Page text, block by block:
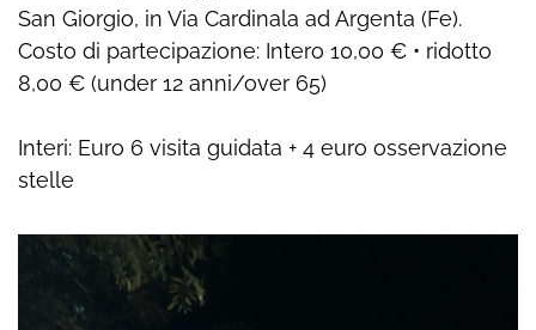
San Giorgio, in Via Cardinala ad Argenta (Fe).
Costo di partecipazione: Intero 10,00 € • ridotto
8,00 € (under 12 anni/over 65)
Interi: Euro 6 visita guidata + 4 euro osservazione
stelle